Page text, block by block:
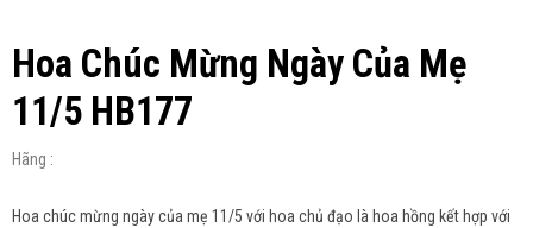
Hoa Chúc Mừng Ngày Của Mẹ
11/5 HB177
Hãng :
Hoa chúc mừng ngày của mẹ 11/5 với hoa chủ đạo là hoa hồng kết hợp với